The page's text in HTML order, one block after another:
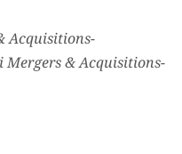
Acquisitions-
Mergers & Acquisitions-